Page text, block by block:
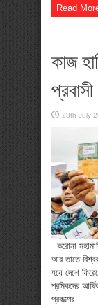
Read
কাজ
প্রবাসী
28th July
করোনা
আর তাতে
হয়ে দেশে
শ্রমিকদের
প্রকল্পের ...